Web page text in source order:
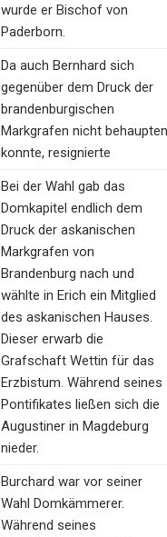
wurde er Bischof von
Paderborn.
Da auch Bernhard sich
gegenüber dem Druck der
brandenburgischen
Markgrafen nicht behaupten
konnte, resignierte
Bei der Wahl gab das
Domkapitel endlich dem
Druck der askanischen
Markgrafen von
Brandenburg nach und
wählte in Erich ein Mitglied
des askanischen Hauses.
Dieser erwarb die
Grafschaft Wettin für das
Erzbistum. Während seines
Pontifikates ließen sich die
Augustiner in Magdeburg
nieder.
Burchard war vor seiner
Wahl Domkämmerer.
Während seines